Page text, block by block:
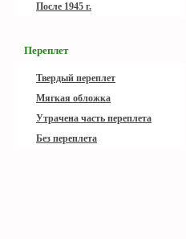
После 1945 г.
Переплет
Твердый переплет
Мягкая обложка
Утрачена часть переплета
Без переплета